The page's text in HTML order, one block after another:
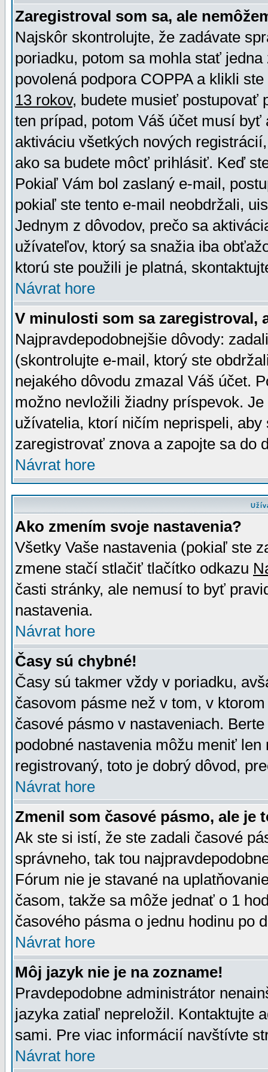
Zaregistroval som sa, ale
Najskôr skontrolujte, že zadávate
poriadku, potom sa mohla stať
povolená podpora COPPA a klikli
13 rokov, budete musieť postupovať
ten prípad, potom Váš účet musí
aktiváciu všetkých nových
ako sa budete môcť prihlásiť. Keď
Pokiaľ Vám bol zaslaný e-mail,
pokiaľ ste tento e-mail neobdržali,
Jednym z dôvodov, prečo sa
užívateľov, ktorý sa snažia iba
ktorú ste použili je platná,
Návrat hore
V minulosti som sa zaregistroval,
Najpravdepodobnejšie dôvody:
(skontrolujte e-mail, ktorý ste
nejakého dôvodu zmazal Váš účet.
možno nevložili žiadny príspevok.
užívatelia, ktorí ničím neprispeli,
zaregistrovať znova a zapojte sa do
Návrat hore
Ako zmením svoje nastavenia?
Všetky Vaše nastavenia (pokiaľ ste
zmene stačí stlačiť tlačítko odkazu
časti stránky, ale nemusí to byť
nastavenia.
Návrat hore
Časy sú chybné!
Časy sú takmer vždy v poriadku,
časovom pásme než v tom, v
časové pásmo v nastaveniach.
podobné nastavenia môžu meniť
registrovaný, toto je dobrý dôvod,
Návrat hore
Zmenil som časové pásmo, ale je
Ak ste si istí, že ste zadali časové
správneho, tak tou
Fórum nie je stavané na
časom, takže sa môže jednať o 1
časového pásma o jednu hodinu po
Návrat hore
Môj jazyk nie je na zozname!
Pravdepodobne administrátor
jazyka zatiaľ nepreložil. Kontaktujte
sami. Pre viac informácií navštívte
Návrat hore